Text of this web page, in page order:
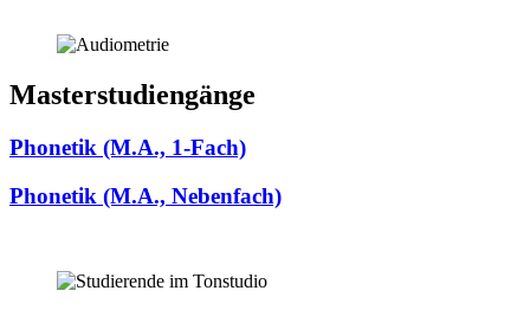
Masterstudiengänge
Phonetik (M.A., 1-Fach)
Phonetik (M.A., Nebenfach)